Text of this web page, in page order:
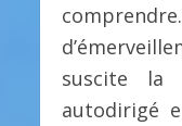
suscite la
autodirigé